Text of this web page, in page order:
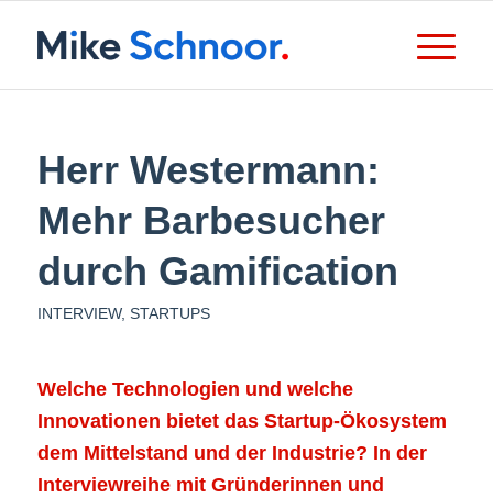
Herr Westermann:
Mehr Barbesucher
durch Gamification
INTERVIEW, STARTUPS
Welche Technologien und welche
Innovationen bietet das Startup-Ökosystem
dem Mittelstand und der Industrie? In der
Interviewreihe mit Gründerinnen und